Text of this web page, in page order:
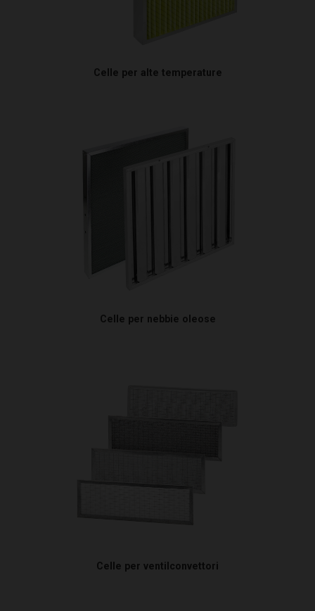
Celle per alte temperature
Celle per nebbie oleose
Celle per ventilconvettori